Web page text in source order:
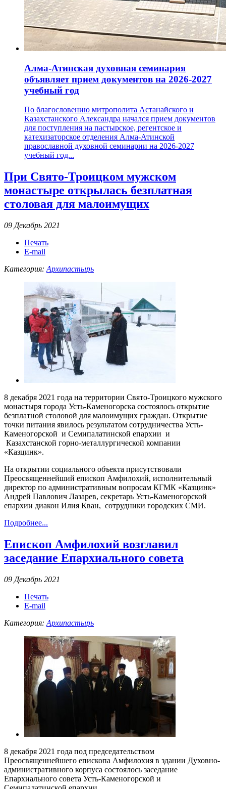
Алма-Атинская духовная семинария
объявляет прием документов на 2026-2027
учебный год
По благословению митрополита Астанайского и
Казахстанского Александра начался прием документов
для поступления на пастырское, регентское и
катехизаторское отделения Алма-Атинской
православной духовной семинарии на 2026-2027
учебный год...
При Свято-Троицком мужском
монастыре открылась безплатная
столовая для малоимущих
09 Декабрь 2021
Печать
E-mail
Категория: Архипастырь
8 декабря 2021 года на территории Свято-Троицкого мужского
монастыря города Усть-Каменогорска состоялось открытие
безплатной столовой для малоимущих граждан. Открытие
точки питания явилось результатом сотрудничества Усть-
Каменогорской и Семипалатинской епархии и
Казахстанской горно-металлургической компании
«Казцинк».
На открытии социального объекта присутствовали
Преосвященнейший епископ Амфилохий, исполнительный
директор по административным вопросам КГМК «Казцинк»
Андрей Павлович Лазарев, секретарь Усть-Каменогорской
епархии диакон Илия Кван, сотрудники городских СМИ.
Подробнее...
Епископ Амфилохий возглавил
заседание Епархиального совета
09 Декабрь 2021
Печать
E-mail
Категория: Архипастырь
8 декабря 2021 года под председательством
Преосвященнейшего епископа Амфилохия в здании Духовно-
административного корпуса состоялось заседание
Епархиального совета Усть-Каменогорской и